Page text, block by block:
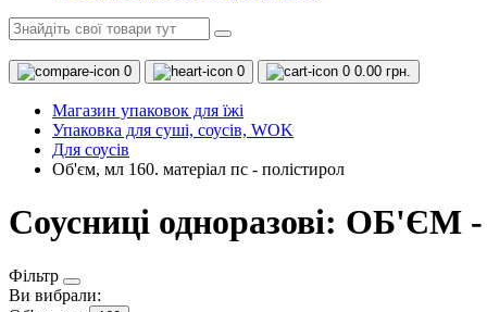
0 0 0 0.00 грн.
Магазин упаковок для їжі
Упаковка для суші, соусів, WOK
Для соусів
Об'єм, мл 160. матеріал пс - полістирол
Соусниці одноразові: ОБ'ЄМ
Фільтр
Ви вибрали: